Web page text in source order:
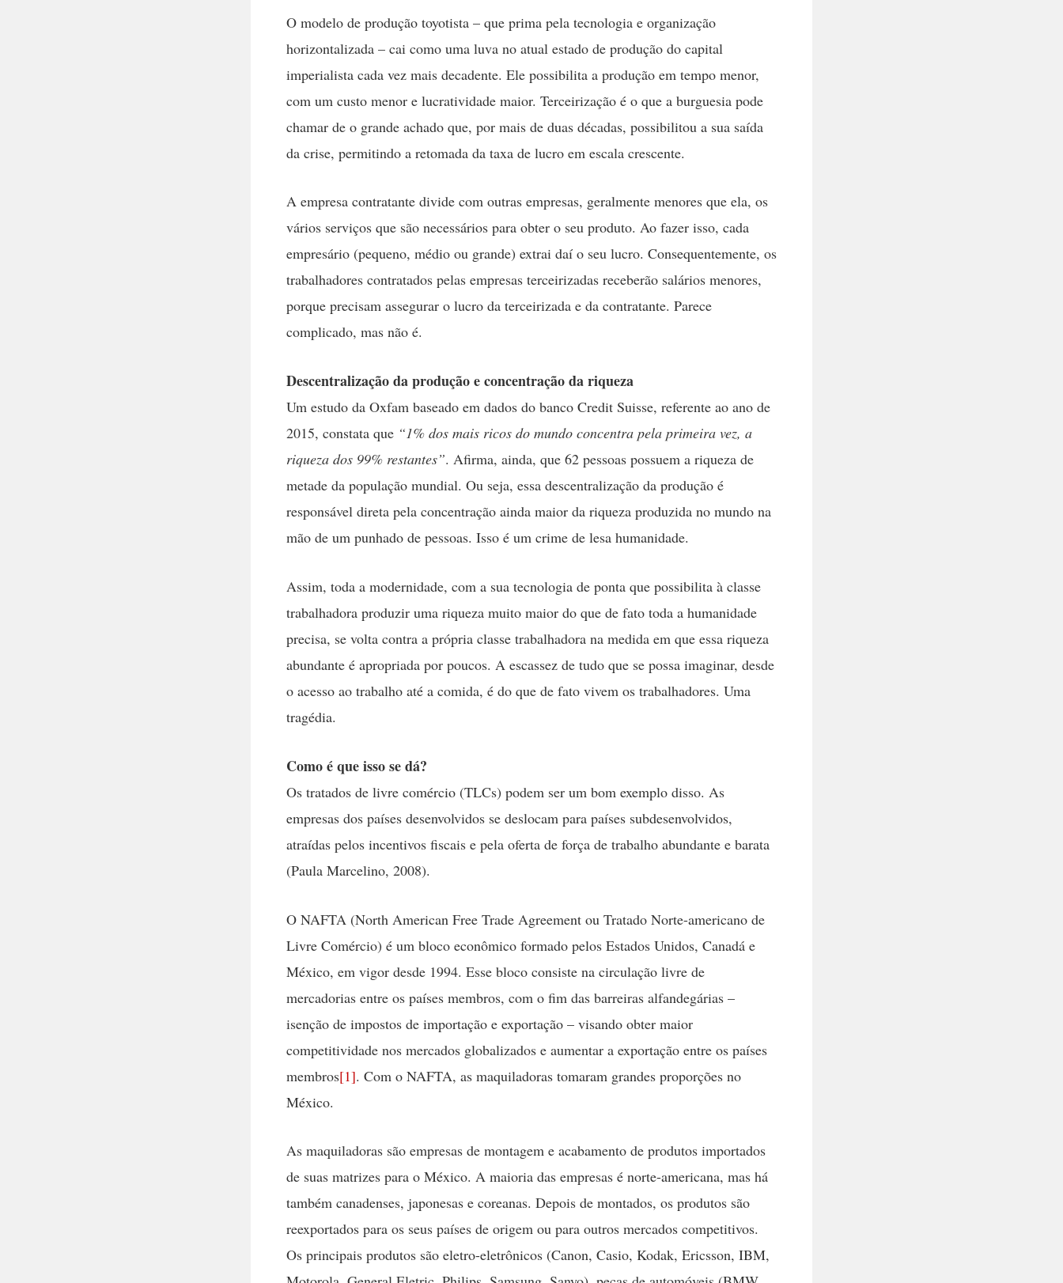
O modelo de produção toyotista – que prima pela tecnologia e organização
horizontalizada – cai como uma luva no atual estado de produção do capital
imperialista cada vez mais decadente. Ele possibilita a produção em tempo menor,
com um custo menor e lucratividade maior. Terceirização é o que a burguesia pode
chamar de o grande achado que, por mais de duas décadas, possibilitou a sua saída
da crise, permitindo a retomada da taxa de lucro em escala crescente.
A empresa contratante divide com outras empresas, geralmente menores que ela, os
vários serviços que são necessários para obter o seu produto. Ao fazer isso, cada
empresário (pequeno, médio ou grande) extrai daí o seu lucro. Consequentemente, os
trabalhadores contratados pelas empresas terceirizadas receberão salários menores,
porque precisam assegurar o lucro da terceirizada e da contratante. Parece
complicado, mas não é.
Descentralização da produção e concentração da riqueza
Um estudo da Oxfam baseado em dados do banco Credit Suisse, referente ao ano de
2015, constata que “1% dos mais ricos do mundo concentra pela primeira vez, a
riqueza dos 99% restantes”. Afirma, ainda, que 62 pessoas possuem a riqueza de
metade da população mundial. Ou seja, essa descentralização da produção é
responsável direta pela concentração ainda maior da riqueza produzida no mundo na
mão de um punhado de pessoas. Isso é um crime de lesa humanidade.
Assim, toda a modernidade, com a sua tecnologia de ponta que possibilita à classe
trabalhadora produzir uma riqueza muito maior do que de fato toda a humanidade
precisa, se volta contra a própria classe trabalhadora na medida em que essa riqueza
abundante é apropriada por poucos. A escassez de tudo que se possa imaginar, desde
o acesso ao trabalho até a comida, é do que de fato vivem os trabalhadores. Uma
tragédia.
Como é que isso se dá?
Os tratados de livre comércio (TLCs) podem ser um bom exemplo disso. As
empresas dos países desenvolvidos se deslocam para países subdesenvolvidos,
atraídas pelos incentivos fiscais e pela oferta de força de trabalho abundante e barata
(Paula Marcelino, 2008).
O NAFTA (North American Free Trade Agreement ou Tratado Norte-americano de
Livre Comércio) é um bloco econômico formado pelos Estados Unidos, Canadá e
México, em vigor desde 1994. Esse bloco consiste na circulação livre de
mercadorias entre os países membros, com o fim das barreiras alfandegárias –
isenção de impostos de importação e exportação – visando obter maior
competitividade nos mercados globalizados e aumentar a exportação entre os países
membros[1]. Com o NAFTA, as maquiladoras tomaram grandes proporções no
México.
As maquiladoras são empresas de montagem e acabamento de produtos importados
de suas matrizes para o México. A maioria das empresas é norte-americana, mas há
também canadenses, japonesas e coreanas. Depois de montados, os produtos são
reexportados para os seus países de origem ou para outros mercados competitivos.
Os principais produtos são eletro-eletrônicos (Canon, Casio, Kodak, Ericsson, IBM,